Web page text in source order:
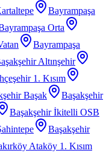
Bayrampaşa
Orta
Bayrampaşa
Altınşehir
1. Kısım
Başak
Başakşehir
Başakşehir İkitelli OSB
Başakşehir
Ataköy 1. Kısım